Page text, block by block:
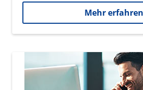
Mehr erfahren